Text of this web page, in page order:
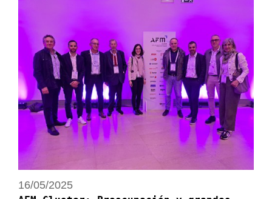
16/05/2025